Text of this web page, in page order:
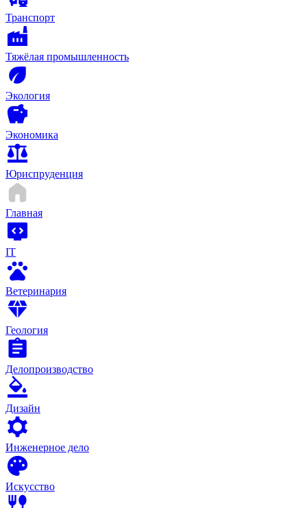
Транспорт
Тяжёлая промышленность
Экология
Экономика
Юриспруденция
Главная
IT
Ветеринария
Геология
Делопроизводство
Дизайн
Инженерное дело
Искусство